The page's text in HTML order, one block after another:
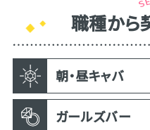
職種から
朝・昼キャバ
ガールズバー